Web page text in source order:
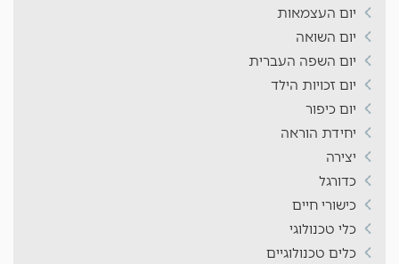
יום העצמאות
יום השואה
יום השפה העברית
יום זכויות הילד
יום כיפור
יחידת הוראה
יצירה
כדורגל
כישורי חיים
כלי טכנולוגי
כלים טכנולוגיים